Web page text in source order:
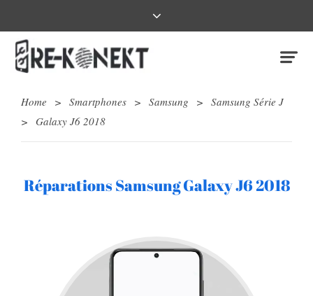
Home > Smartphones > Samsung > Samsung Série J
> Galaxy J6 2018
Réparations Samsung Galaxy J6 2018